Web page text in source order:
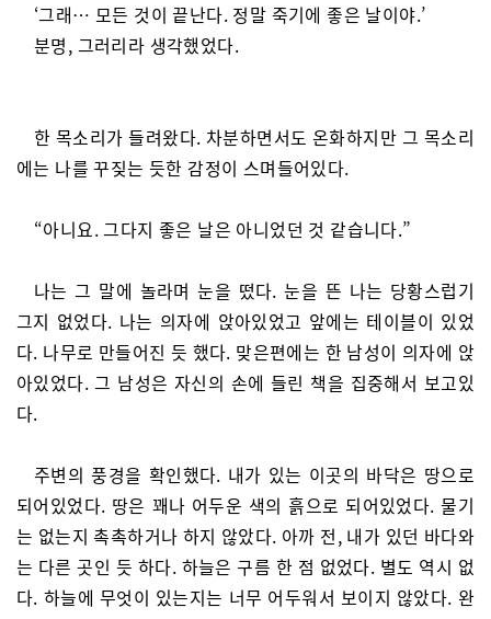
‘그래… 모든 것이 끝난다. 정말 죽기에 좋은 날이야.’
분명, 그러리라 생각했었다.
한 목소리가 들려왔다. 차분하면서도 온화하지만 그 목소리
에는 나를 꾸짖는 듯한 감정이 스며들어있다.
“아니요. 그다지 좋은 날은 아니었던 것 같습니다.”
나는 그 말에 놀라며 눈을 떴다. 눈을 뜬 나는 당황스럽기
그지 없었다. 나는 의자에 앉아있었고 앞에는 테이블이 있었
다. 나무로 만들어진 듯 했다. 맞은편에는 한 남성이 의자에 앉
아있었다. 그 남성은 자신의 손에 들린 책을 집중해서 보고있
다.
주변의 풍경을 확인했다. 내가 있는 이곳의 바닥은 땅으로
되어있었다. 땅은 꽤나 어두운 색의 흙으로 되어있었다. 물기
는 없는지 촉촉하거나 하지 않았다. 아까 전, 내가 있던 바다와
는 다른 곳인 듯 하다. 하늘은 구름 한 점 없었다. 별도 역시 없
다. 하늘에 무엇이 있는지는 너무 어두워서 보이지 않았다. 완